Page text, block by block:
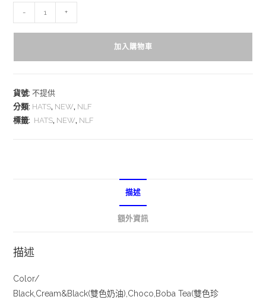
- +
加入購物車
貨號:不提供
分類: HATS, NEW, NLF
標籤: HATS, NEW, NLF
描述
額外資訊
描述
Color/
Black,Cream&Black(雙色奶油),Choco,Boba Tea(雙色珍